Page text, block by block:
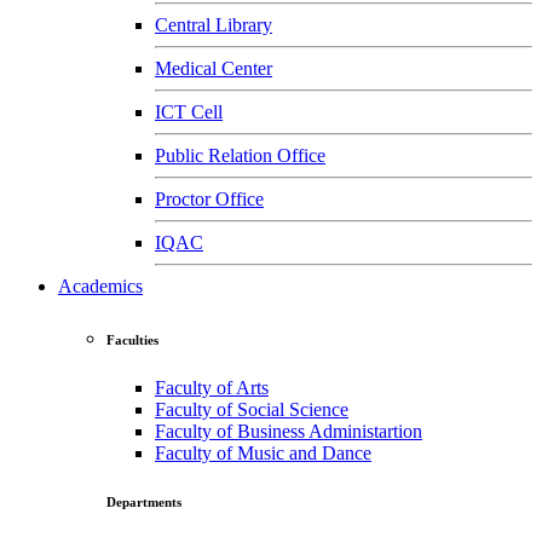
Central Library
Medical Center
ICT Cell
Public Relation Office
Proctor Office
IQAC
Academics
Faculties
Faculty of Arts
Faculty of Social Science
Faculty of Business Administartion
Faculty of Music and Dance
Departments